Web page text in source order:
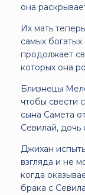
она
Их мать
самых
продолжает
которых она
Близнецы
чтобы свести
сына Самета
Севилай, дочь
Джихан
взгляда и не
когда
брака с